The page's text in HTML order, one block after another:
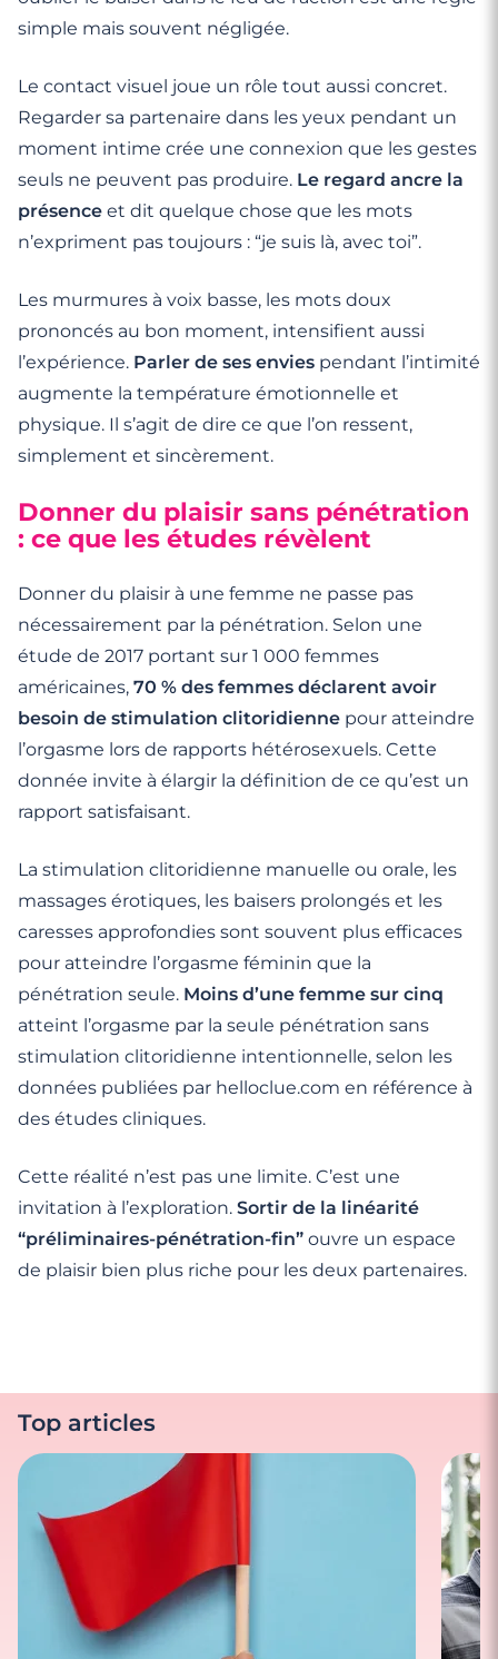
simple mais souvent négligée.
Le contact visuel joue un rôle tout aussi concret.
Regarder sa partenaire dans les yeux pendant un
moment intime crée une connexion que les gestes
seuls ne peuvent pas produire. Le regard ancre la
présence et dit quelque chose que les mots
n’expriment pas toujours : “je suis là, avec toi”.
Les murmures à voix basse, les mots doux
prononcés au bon moment, intensifient aussi
l’expérience. Parler de ses envies pendant l’intimité
augmente la température émotionnelle et
physique. Il s’agit de dire ce que l’on ressent,
simplement et sincèrement.
Donner du plaisir sans pénétration
: ce que les études révèlent
Donner du plaisir à une femme ne passe pas
nécessairement par la pénétration. Selon une
étude de 2017 portant sur 1 000 femmes
américaines, 70 % des femmes déclarent avoir
besoin de stimulation clitoridienne pour atteindre
l’orgasme lors de rapports hétérosexuels. Cette
donnée invite à élargir la définition de ce qu’est un
rapport satisfaisant.
La stimulation clitoridienne manuelle ou orale, les
massages érotiques, les baisers prolongés et les
caresses approfondies sont souvent plus efficaces
pour atteindre l’orgasme féminin que la
pénétration seule. Moins d’une femme sur cinq
atteint l’orgasme par la seule pénétration sans
stimulation clitoridienne intentionnelle, selon les
données publiées par helloclue.com en référence à
des études cliniques.
Cette réalité n’est pas une limite. C’est une
invitation à l’exploration. Sortir de la linéarité
“préliminaires-pénétration-fin” ouvre un espace
de plaisir bien plus riche pour les deux partenaires.
Top articles